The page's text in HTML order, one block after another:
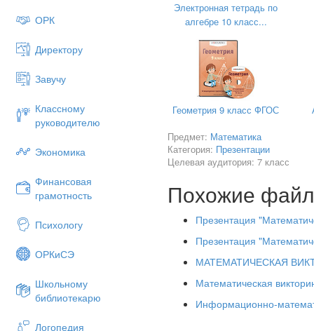
ОРК
Директору
Завучу
Классному
руководителю
Экономика
Финансовая
грамотность
Психологу
ОРКиСЭ
Школьному
библиотекарю
Логопедия
8в
Две монашки пошли в
скоростью.
Яйцо всмятку варится 3
8б
У отца 6 сыновей. Каждый сын
7
Врач прописал больному 3
времени больному хватит
На 1 час
Разминка
1. На черно-белой
в 3 раза. Какой процент
2. Книга стоит 20 рублей
3. Сумма каких двух
Электронная тетрадь по
алгебре 10 класс...
Геометрия 9 класс ФГОС
Предмет: Математика
Категория: Презентации
Целевая аудитория: 7 класс
Похожие
Презентация
Презентация
МАТЕМАТИЧЕСКАЯ
Математическая
Информационно-